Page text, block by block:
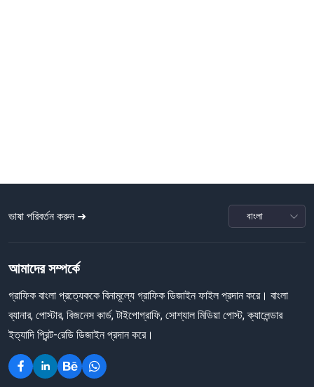
ভাষা পরিবর্তন করুন ➜
আমাদের সম্পর্কে
গ্রাফিক বাংলা প্রত্যেককে বিনামূল্যে গ্রাফিক ডিজাইন ফাইল প্রদান করে। বাংলা
ব্যানার, পোস্টার, বিজনেস কার্ড, টাইপোগ্রাফি, সোশ্যাল মিডিয়া পোস্ট, ক্যালেন্ডার
ইত্যাদি প্রিন্ট-রেডি ডিজাইন প্রদান করে।